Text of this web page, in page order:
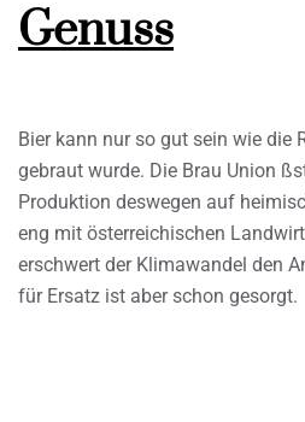
Genuss
Bier kann nur so gut sein wie die
gebraut wurde. Die Brau Union
Produktion deswegen auf
eng mit österreichischen
erschwert der Klimawandel den
für Ersatz ist aber schon gesorgt.